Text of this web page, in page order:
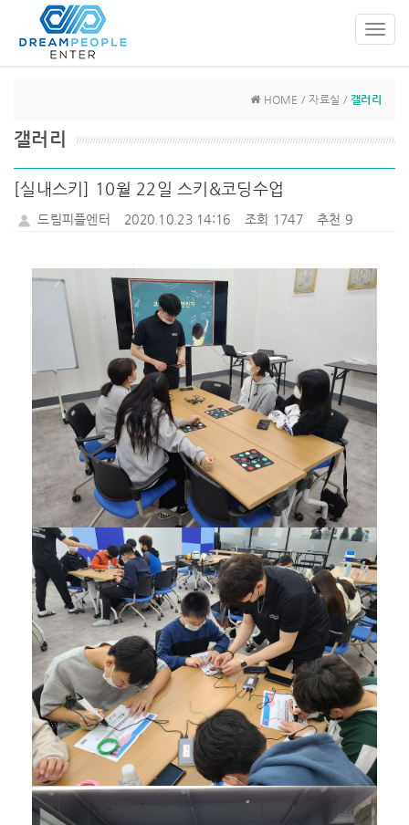
HOME / 자료실 /갤러리
갤러리
[실내스키] 10월 22일 스키&코딩수업
드림피플엔터 2020.10.23 14:16 조회 1747 추천 9